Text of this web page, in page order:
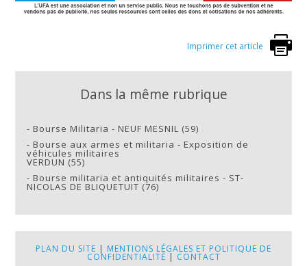
Imprimer cet article
Dans la même rubrique
-Bourse Militaria - NEUF MESNIL (59)
-Bourse aux armes et militaria - Exposition de
véhicules militaires
VERDUN (55)
-Bourse militaria et antiquités militaires - ST-
NICOLAS DE BLIQUETUIT (76)
PLAN DU SITE | MENTIONS LÉGALES ET POLITIQUE DE
CONFIDENTIALITÉ | CONTACT